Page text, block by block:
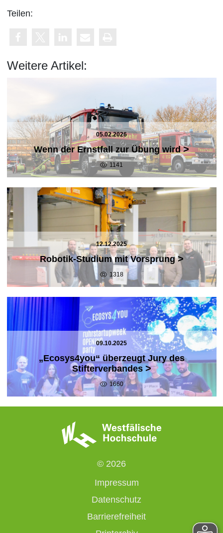
Teilen:
Weitere Artikel:
05.02.2026
Wenn der Ernstfall zur Übung wird>
1141
12.12.2025
Robotik-Studium mit Vorsprung>
1318
09.10.2025
„Ecosys4you“ überzeugt Jury des
Stifterverbandes >
1660
© 2026
Impressum
Datenschutz
Barrierefreiheit